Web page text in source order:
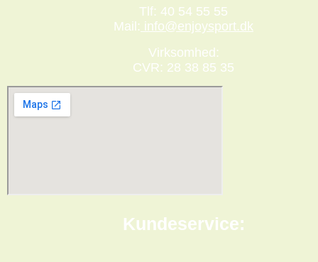
Tlf: 40 54 55 55
Mail: info@enjoysport.dk
Virksomhed:
CVR: 28 38 85 35
Kundeservice: